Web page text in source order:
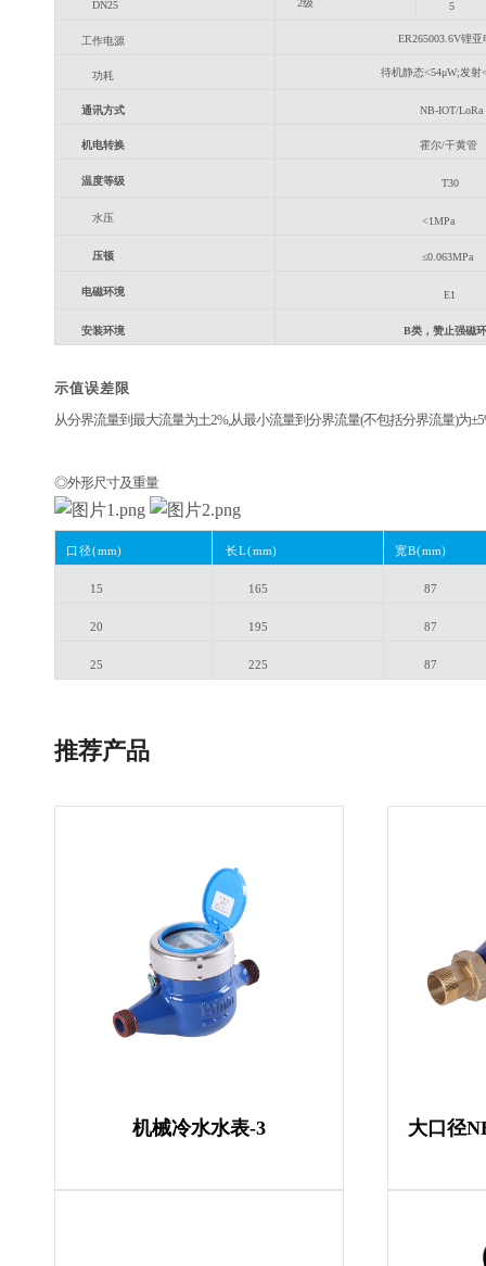
DN25 5
工作电源 ER265003.6V锂亚
功耗 待机静态<54μW;发射
通讯方式 NB-IOT/LoRa
机电转换 霍尔/干黄管
温度等级 T30
水压 <1MPa
压顿 ≤0.063MPa
电磁环境 E1
安装环境 B类，赞止强磁
示值误差限
从分界流量到最大流量为土2%,从最小流量到分界流量(不包括分界流量)为
◎外形尺寸及重量
口径(mm) 长L(mm) 宽B(mm)
15 165 87
20 195 87
25 225 87
推荐产品
机械冷水水表-3 大口径